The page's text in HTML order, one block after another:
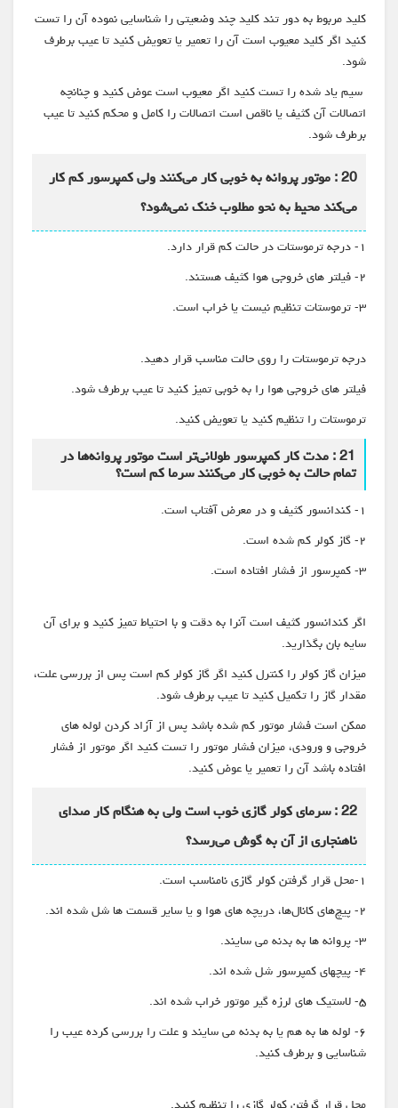
کلید مربوط به دور تند کلید چند وضعیتی را شناسایی نموده آن را تست
کنید اگر کلید معیوب است آن را تعمیر یا تعویض کنید تا عیب برطرف
شود.
سیم یاد شده را تست کنید اگر معیوب است عوض کنید و چنانچه
اتصالات آن کثیف یا ناقص است اتصالات را کامل و محکم کنید تا عیب
برطرف شود.
20 : موتور پروانه به خوبی کار می‌کنند ولی کمپرسور کم کار
می‌کند محیط به نحو مطلوب خنک نمی‌شود؟
۱- درجه ترموستات در حالت کم قرار دارد.
۲- فیلتر های خروجی هوا کثیف هستند.
۳- ترموستات تنظیم نیست یا خراب است.
درجه ترموستات را روی حالت مناسب قرار دهید.
فیلتر های خروجی هوا را به خوبی تمیز کنید تا عیب برطرف شود.
ترموستات را تنظیم کنید یا تعویض کنید.
21 : مدت کار کمپرسور طولانی‌تر است موتور پروانه‌ها در
تمام حالت به خوبی کار می‌کنند سرما کم است؟
۱- کندانسور کثیف و در معرض آفتاب است.
۲- گاز کولر کم شده است.
۳- کمپرسور از فشار افتاده است.
اگر کندانسور کثیف است آنرا به دقت و با احتیاط تمیز کنید و برای آن
سایه بان بگذارید.
میزان گاز کولر را کنترل کنید اگر گاز کولر کم است پس از بررسی علت،
مقدار گاز را تکمیل کنید تا عیب برطرف شود.
ممکن است فشار موتور کم شده باشد پس از آزاد کردن لوله های
خروجی و ورودی، میزان فشار موتور را تست کنید اگر موتور از فشار
افتاده باشد آن را تعمیر یا عوض کنید.
22 : سرمای کولر گازی خوب است ولی به هنگام کار صدای
ناهنجاری از آن به گوش می‌رسد؟
۱-محل قرار گرفتن کولر گازی نامناسب است.
۲- پیچ‌های کانال‌ها، دریچه های هوا و یا سایر قسمت ها شل شده اند.
۳- پروانه ها به بدنه می سایند.
۴- پیچهای کمپرسور شل شده اند.
۵- لاستیک های لرزه گیر موتور خراب شده اند.
۶- لوله ها به هم یا به بدنه می سایند و علت را بررسی کرده عیب را
شناسایی و برطرف کنید.